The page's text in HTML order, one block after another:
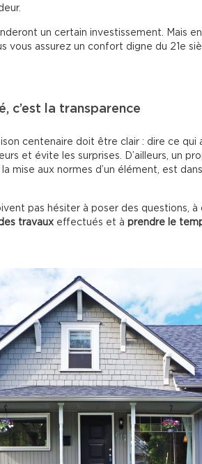
un certain investissement. Mais
assurez un confort digne du 21e
c’est la transparence
centenaire doit être clair : dire ce
et évite les surprises. D’ailleurs, un
mise aux normes d’un élément, est dans
pas hésiter à poser des questions, à
travaux effectués et à prendre le